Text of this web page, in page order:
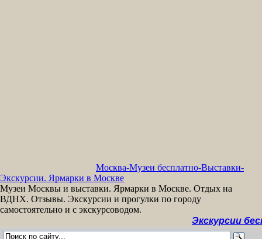
Москва-Музеи бесплатно-Выставки-
Экскурсии. Ярмарки в Москве
Музеи Москвы и выставки. Ярмарки в Москве. Отдых на
ВДНХ. Отзывы. Экскурсии и прогулки по городу
самостоятельно и с экскурсоводом.
Экскурсии бесплатно